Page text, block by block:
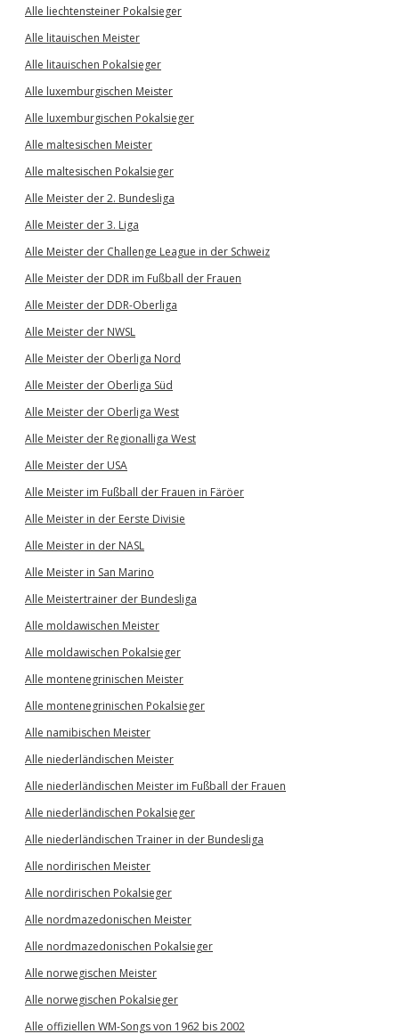
Alle liechtensteiner Pokalsieger
Alle litauischen Meister
Alle litauischen Pokalsieger
Alle luxemburgischen Meister
Alle luxemburgischen Pokalsieger
Alle maltesischen Meister
Alle maltesischen Pokalsieger
Alle Meister der 2. Bundesliga
Alle Meister der 3. Liga
Alle Meister der Challenge League in der Schweiz
Alle Meister der DDR im Fußball der Frauen
Alle Meister der DDR-Oberliga
Alle Meister der NWSL
Alle Meister der Oberliga Nord
Alle Meister der Oberliga Süd
Alle Meister der Oberliga West
Alle Meister der Regionalliga West
Alle Meister der USA
Alle Meister im Fußball der Frauen in Färöer
Alle Meister in der Eerste Divisie
Alle Meister in der NASL
Alle Meister in San Marino
Alle Meistertrainer der Bundesliga
Alle moldawischen Meister
Alle moldawischen Pokalsieger
Alle montenegrinischen Meister
Alle montenegrinischen Pokalsieger
Alle namibischen Meister
Alle niederländischen Meister
Alle niederländischen Meister im Fußball der Frauen
Alle niederländischen Pokalsieger
Alle niederländischen Trainer in der Bundesliga
Alle nordirischen Meister
Alle nordirischen Pokalsieger
Alle nordmazedonischen Meister
Alle nordmazedonischen Pokalsieger
Alle norwegischen Meister
Alle norwegischen Pokalsieger
Alle offiziellen WM-Songs von 1962 bis 2002